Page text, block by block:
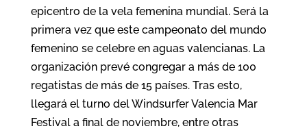
epicentro de la vela femenina mundial. Será la
primera vez que este campeonato del mundo
femenino se celebre en aguas valencianas. La
organización prevé congregar a más de 100
regatistas de más de 15 países. Tras esto,
llegará el turno del Windsurfer Valencia Mar
Festival a final de noviembre, entre otras